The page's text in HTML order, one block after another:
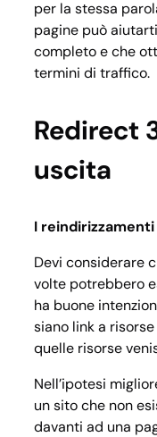
per la stessa
pagine può
completo e che
termini di traffico.
Redirect
uscita
I
Devi considerare
volte potrebbero
ha buone
siano link a
quelle risorse
Nell’ipotesi
un sito che non
davanti ad una